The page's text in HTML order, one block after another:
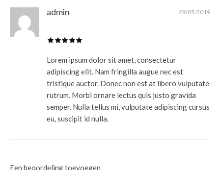
admin 29/05/2019
Lorem ipsum dolor sit amet, consectetur
adipiscing elit. Nam fringilla augue nec est
tristique auctor. Donec non est at libero vulputate
rutrum. Morbi ornare lectus quis justo gravida
semper. Nulla tellus mi, vulputate adipiscing cursus
eu, suscipit id nulla.
Een beoordeling toevoegen